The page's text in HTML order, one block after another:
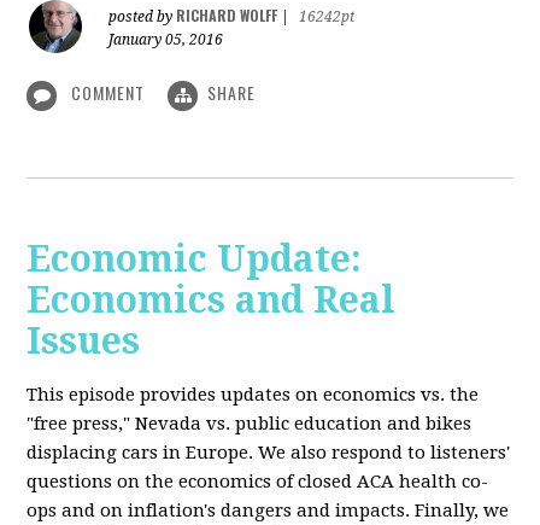
posted by RICHARD WOLFF
16242pt
January 05, 2016
COMMENT SHARE
Economic Update:
Economics and Real
Issues
This episode provides updates on economics vs. the
"free press," Nevada vs. public education and bikes
displacing cars in Europe. We also respond to listeners'
questions on the economics of closed ACA health co-
ops and on inflation's dangers and impacts. Finally, we